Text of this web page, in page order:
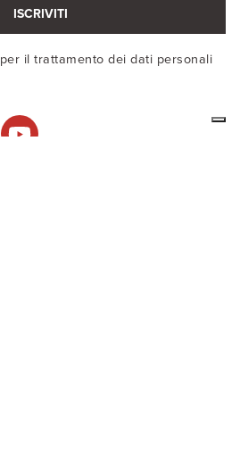
ISCRIVITI
per il trattamento dei dati personali